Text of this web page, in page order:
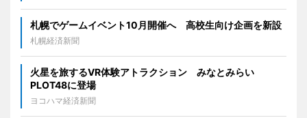
札幌でゲームイベント10月開催へ 高校生向け企画を新設
札幌経済新聞
火星を旅するVR体験アトラクション みなとみらい
PLOT48に登場
ヨコハマ経済新聞